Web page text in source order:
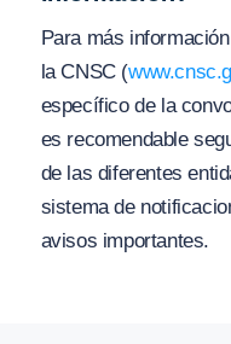
Para más
la CNSC (
específico de la
es recomendable
de las diferentes
sistema de
avisos importantes.